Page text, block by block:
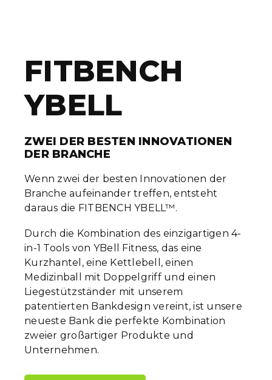
FITBENCH
YBELL
ZWEI DER BESTEN INNOVATIONEN
DER BRANCHE
Wenn zwei der besten Innovationen der
Branche aufeinander treffen, entsteht
daraus die FITBENCH YBELL™.
Durch die Kombination des einzigartigen 4-
in-1 Tools von YBell Fitness, das eine
Kurzhantel, eine Kettlebell, einen
Medizinball mit Doppelgriff und einen
Liegestützständer mit unserem
patentierten Bankdesign vereint, ist unsere
neueste Bank die perfekte Kombination
zweier großartiger Produkte und
Unternehmen.